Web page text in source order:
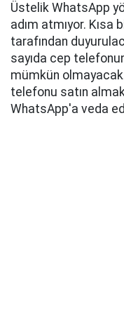
Üstelik WhatsApp
adım atmıyor.
tarafından
sayıda cep
mümkün
telefonu satın
WhatsApp'a veda